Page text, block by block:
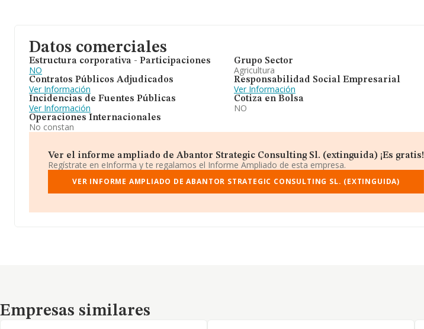
Datos comerciales
Estructura corporativa - Participaciones
NO
Contratos Públicos Adjudicados
Ver Información
Incidencias de Fuentes Públicas
Ver Información
Operaciones Internacionales
No constan
Grupo Sector
Agricultura
Responsabilidad Social Empresarial
Ver Información
Cotiza en Bolsa
NO
Ver el informe ampliado de Abantor Strategic Consulting Sl. (extinguida) ¡Es gratis!
Regístrate en eInforma y te regalamos el Informe Ampliado de esta empresa.
VER INFORME AMPLIADO DE ABANTOR STRATEGIC CONSULTING SL. (EXTINGUIDA)
Empresas similares
Empresas similares